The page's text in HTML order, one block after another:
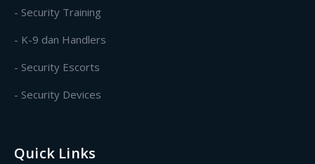
- Security Training
- K-9 dan Handlers
- Security Escorts
- Security Devices
Quick Links